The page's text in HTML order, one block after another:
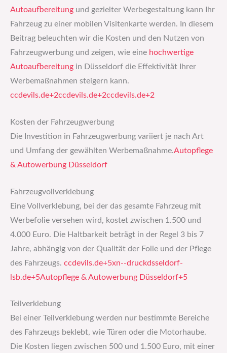
Autoaufbereitung und gezielter Werbegestaltung kann Ihr
Fahrzeug zu einer mobilen Visitenkarte werden. In diesem
Beitrag beleuchten wir die Kosten und den Nutzen von
Fahrzeugwerbung und zeigen, wie eine hochwertige
Autoaufbereitung in Düsseldorf die Effektivität Ihrer
Werbemaßnahmen steigern kann.​
ccdevils.de+2ccdevils.de+2ccdevils.de+2
Kosten der Fahrzeugwerbung
Die Investition in Fahrzeugwerbung variiert je nach Art
und Umfang der gewählten Werbemaßnahme.​Autopflege
& Autowerbung Düsseldorf
Fahrzeugvollverklebung
Eine Vollverklebung, bei der das gesamte Fahrzeug mit
Werbefolie versehen wird, kostet zwischen 1.500 und
4.000 Euro. Die Haltbarkeit beträgt in der Regel 3 bis 7
Jahre, abhängig von der Qualität der Folie und der Pflege
des Fahrzeugs. ​ ccdevils.de+5xn--druckdsseldorf-
lsb.de+5Autopflege & Autowerbung Düsseldorf+5
Teilverklebung
Bei einer Teilverklebung werden nur bestimmte Bereiche
des Fahrzeugs beklebt, wie Türen oder die Motorhaube.
Die Kosten liegen zwischen 500 und 1.500 Euro, mit einer